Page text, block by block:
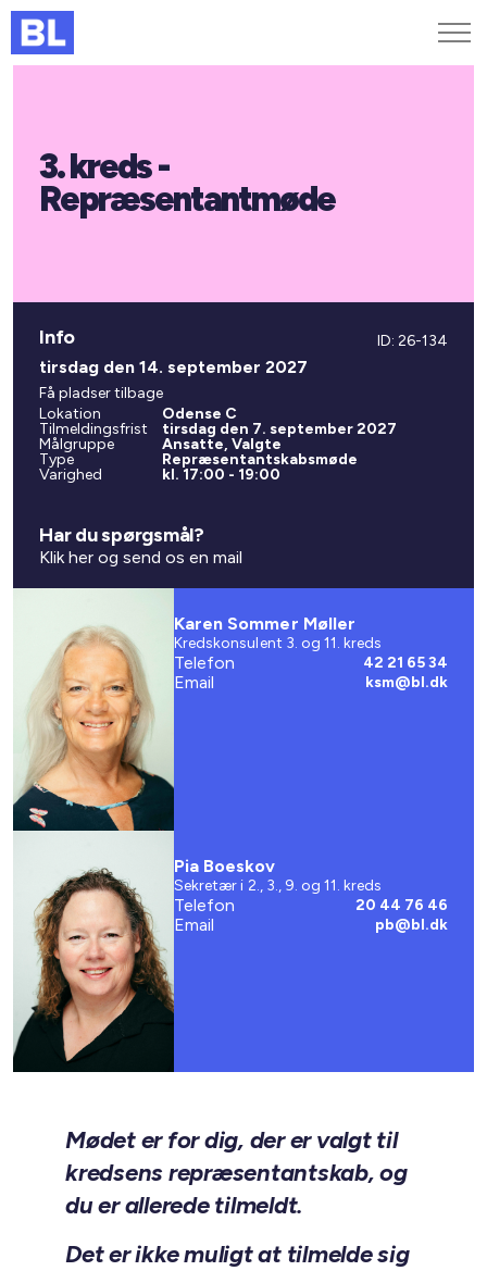
Find medarbejder
Kurser og arrangementer
Jobportalen
3. kreds -
Repræsentantmøde
Mødet er for dig, der er valgt til
kredsens repræsentantskab, og
du er allerede tilmeldt.
Det er ikke muligt at tilmelde sig
Info ID: 26-134
tirsdag den 14. september 2027
Få pladser tilbage
Lokation
Odense C
Tilmeldingsfrist
tirsdag den 7. september 2027
Målgruppe
Ansatte, Valgte
Type
Repræsentantskabsmøde
Varighed
kl. 17:00 - 19:00
Har du spørgsmål?
Klik her og send os en mail
Karen Sommer Møller
Kredskonsulent 3. og 11. kreds
Telefon 42 21 65 34
Email ksm@bl.dk
Pia Boeskov
Sekretær i 2., 3., 9. og 11. kreds
Telefon 20 44 76 46
Email pb@bl.dk